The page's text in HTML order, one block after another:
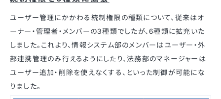
ユーザー管理にかかわる統制権限の種類について、従来はオ
ーナー・管理者・メンバーの3種類でしたが、6種類に拡充いた
しました。これより、情報システム部のメンバーはユーザー・外
部連携管理のみ行えるようにしたり、法務部のマネージャーは
ユーザー追加・削除を使えなくする、といった制御が可能にな
りました。